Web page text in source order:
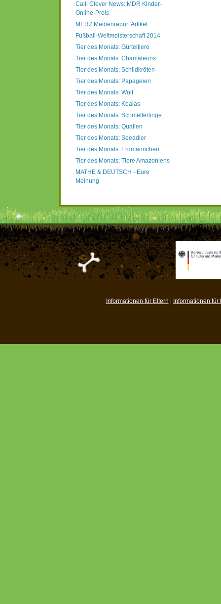
Calli Clever News: MDR Kinder-
Online-Preis
MERZ Medienreport Artikel
Fußball-Weltmeisterschaft 2014
Tier des Monats: Gürteltiere
Tier des Monats: Chamäleons
Tier des Monats: Schildkröten
Tier des Monats: Papageien
Tier des Monats: Wolf
Tier des Monats: Koalas
Tier des Monats: Schmetterlinge
Tier des Monats: Quallen
Tier des Monats: Seeadler
Tier des Monats: Erdmännchen
Tier des Monats: Tiere Amazoniens
MATHE & DEUTSCH - Eure
Meinung
Informationen für Eltern | Informationen für